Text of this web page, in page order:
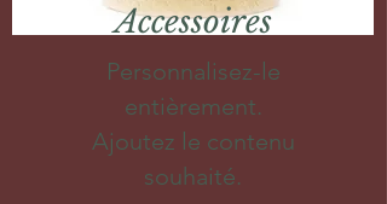
Accessoires
Personnalisez-le
entièrement.
Ajoutez le contenu
souhaité.